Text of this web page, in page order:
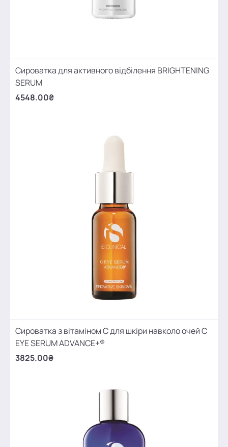
Сироватка для активного відбілення BRIGHTENING
SERUM
4548.00₴
Сироватка з вітаміном С для шкіри навколо очей C
EYE SERUM ADVANCE+®
3825.00₴